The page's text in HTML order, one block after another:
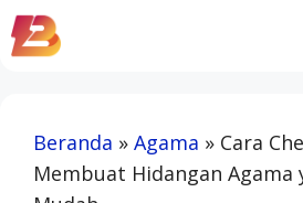
Skip
to
Beranda » Agama » Cara
Membuat Hidangan Agama